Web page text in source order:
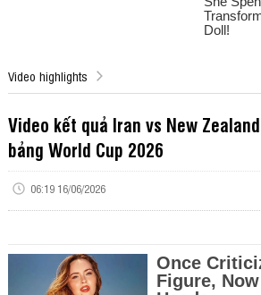
Video highlights
Video kết quả Iran vs New
bảng World Cup 2026
06:19 16/06/2026